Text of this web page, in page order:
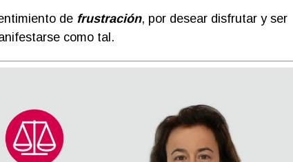
defrustración, por desear disfrutar y ser
como tal.